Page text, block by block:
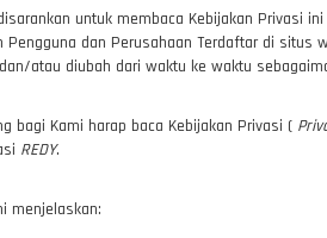
untuk membaca Kebijakan Privasi
Pengguna dan Perusahaan Terdaftar di
atau diubah dari waktu ke waktu
bagi Kami harap baca Kebijakan Privasi (
REDY.
menjelaskan: